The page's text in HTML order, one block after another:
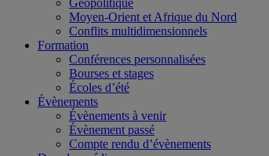
Moyen-Orient et Afrique du Nord
Conflits multidimensionnels
Formation
Conférences personnalisées
Bourses et stages
Écoles d’été
Évènements
Évènements à venir
Évènement passé
Compte rendu d’évènements